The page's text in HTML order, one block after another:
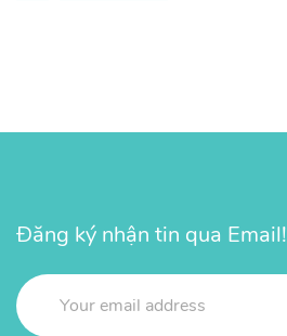
Đăng ký nhận tin qua Email!